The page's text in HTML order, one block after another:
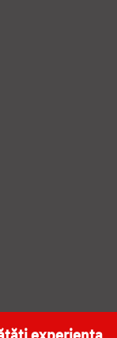
NAȚIONALĂ